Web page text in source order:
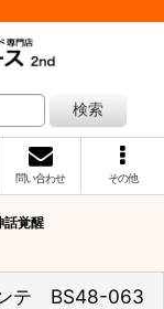
検索
問い合わせ その他
話覚醒
ンテ BS48-063